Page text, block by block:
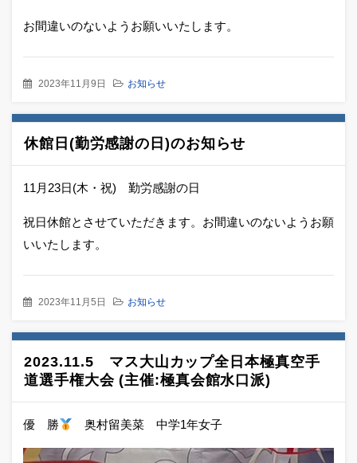
お間違いのないようお願いいたします。
2023年11月9日 お知らせ
休館日(勤労感謝の日)のお知らせ
11月23日(木・祝) 勤労感謝の日
祝日休館とさせていただきます。お間違いのないようお願
いいたします。
2023年11月5日 お知らせ
2023.11.5 マス大山カップ全日本極真空手
道選手権大会 (主催:極真会館水口派)
優 勝 奥村留美菜 中学1年女子